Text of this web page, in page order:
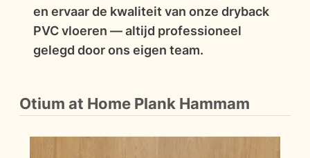
en ervaar de kwaliteit van onze dryback
PVC vloeren — altijd professioneel
gelegd door ons eigen team.
Otium at Home Plank Hammam